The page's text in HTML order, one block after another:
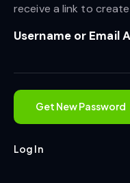
receive a link to
Username or Email
Log In